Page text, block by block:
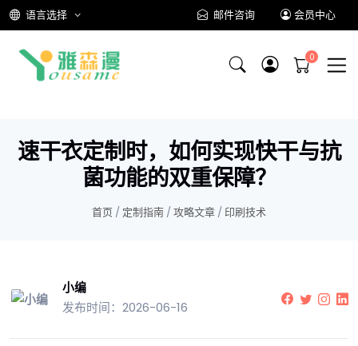
语言选择 邮件咨询 会员中心
速干衣定制时，如何实现快干与抗
菌功能的双重保障？
首页 / 定制指南 / 攻略文章 / 印刷技术
小编
发布时间：2026-06-16